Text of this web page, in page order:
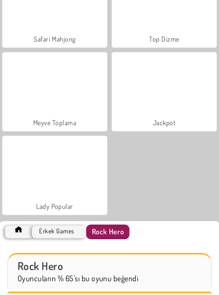
Safari Mahjong Top Dizme
Meyve Toplama Jackpot
Lady Popular
Erkek Games Rock Hero
Rock Hero
Oyuncuların % 65'sı bu oyunu beğendi